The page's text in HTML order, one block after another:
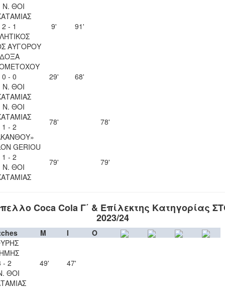
Ν. ΘΟΙ
2 - 1
ΑΥΓΟΡΟΥ
9' 91'
0 - 0
Ν. ΘΟΙ
29' 68'
Ν. ΘΟΙ
1 - 2
78' 78'
GERIOU
1 - 2
Ν. ΘΟΙ
79' 79'
Coca Cola Γ΄ & Επίλεκτης Κατηγορίας
2023/24
M I
O
- 2
ΘΟΙ
49' 47'